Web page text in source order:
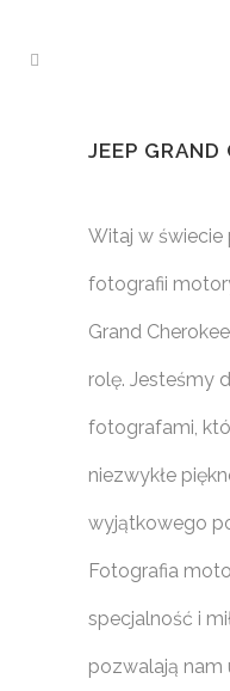
JEEP GRAND
Witaj w świecie
fotografii
Grand
rolę. Jesteśmy
fotografami,
niezwykłe
wyjątkowego
Fotografia
specjalność i
pozwalają nam